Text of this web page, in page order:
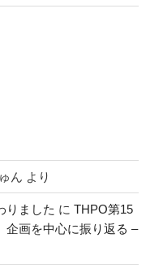
ん より
りました に THPO第15
企画を中心に振り返る –